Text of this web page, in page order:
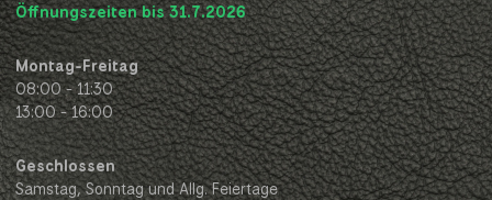
Öffnungszeiten bis 31.7.2026
Montag-Freitag
08:00 - 11:30
13:00 - 16:00
Geschlossen
Samstag, Sonntag und Allg. Feiertage